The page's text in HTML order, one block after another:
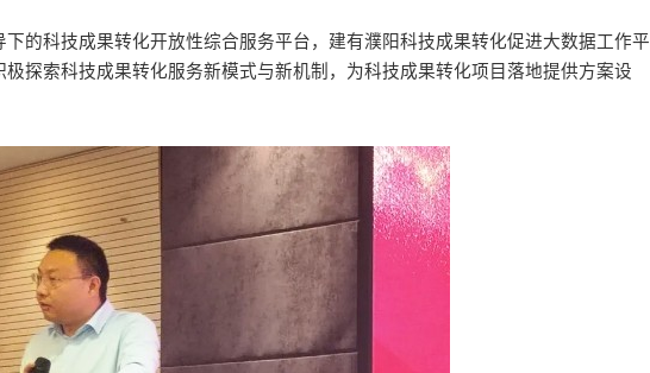
的科技成果转化开放性综合服务平台，建有濮阳科技成果转化促进大数据工作平
探索科技成果转化服务新模式与新机制，为科技成果转化项目落地提供方案设